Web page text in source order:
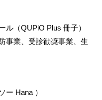
ル（QUPiO Plus 冊子）
事業、受診勧奨事業、生
ー Hana ）